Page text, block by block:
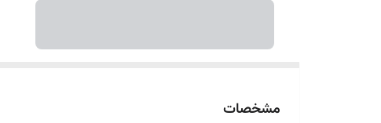
مشخصات